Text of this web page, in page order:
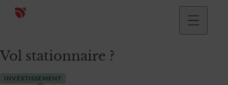
Vol stationnaire ?
INVESTISSEMENT